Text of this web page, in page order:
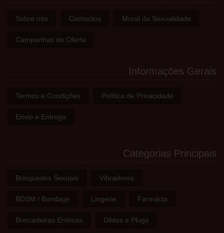
Sobre nós Contactos Mural da Sexualidade
Campanhas de Oferta
Informações Gerais
Termos e Condições Política de Privacidade
Envio e Entrega
Categorias Principais
Brinquedos Sexuais Vibradores
BDSM / Bondage Lingerie Farmácia
Brincadeiras Eróticas Dildos e Plugs